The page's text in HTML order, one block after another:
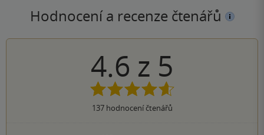
Hodnocení a recenze čtenářů
4.6 z 5
137hodnocení čtenářů